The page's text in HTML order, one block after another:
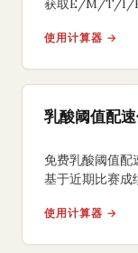
获取E/M/T/I/R
使用计算器 →
乳酸阈值配
免费乳酸阈值配
基于近期比赛成
提供心率区间和
使用计算器 →